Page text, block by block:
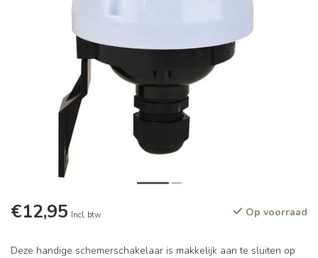
€12,95 Incl. btw Op voorraad
Deze handige schemerschakelaar is makkelijk aan te sluiten op